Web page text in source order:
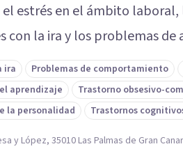
estrés en el ámbito
con la ira y los problemas de
ira Problemas de comportamiento
aprendizaje
Trastorno obsesivo-
la personalidad
Trastornos
y López, 35010 Las Palmas de Gran